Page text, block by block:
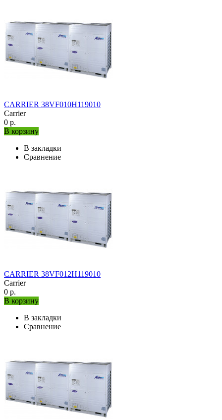
CARRIER 38VF010H119010
Carrier
0 р.
В корзину
В закладки
Сравнение
CARRIER 38VF012H119010
Carrier
0 р.
В корзину
В закладки
Сравнение